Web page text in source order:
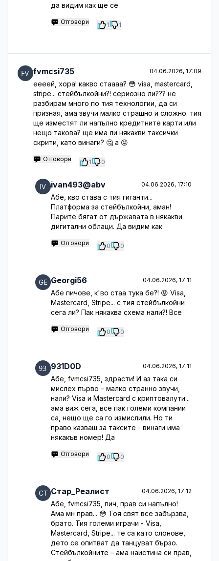
да видим как ще се
Отговори 1 1
fvmcsi735 04.06.2026, 17:09
еееей, хора! какво стаааа? 😳 visa, mastercard,
stripe... стейбълкойни?! сериозно ли??? не
разбирам много по тия технологии, да си
призная, ама звучи малко страшно и сложно. тия
ще изместят ли напълно кредитните карти или
нещо такова? ще има ли някакви таксички
скрити, като винаги? 🤔 а 😡
Отговори 1 0
ivan493@abv 04.06.2026, 17:10
Абе, кво става с тия гиганти...
Платформа за стейбълкойни, аман!
Парите бягат от държавата в някакви
дигитални облаци. Да видим как
Отговори 0 0
Georgi56 04.06.2026, 17:11
Абе пичове, к'во стаа тука бе?! 😡 Visa,
Mastercard, Stripe... с тия стейбълкойни
сега ли? Пак някаква схема нали?! Все
Отговори 0 0
931D0D 04.06.2026, 17:11
Абе, fvmcsi735, здрасти! И аз така си
мислех първо – малко странно звучи,
нали? Visa и Mastercard с криптовалути...
ама виж сега, все пак големи компании
са, нещо ще са го измислили. Но ти
право казваш за таксите - винаги има
някакъв номер! Да
Отговори 0 0
Стар_Реалист 04.06.2026, 17:12
Абе, fvmcsi735, пич, прав си напълно!
Ама мн прав... 😳 Тоя свят все забързва,
брато. Тия големи играчи - Visa,
Mastercard, Stripe... те са като слонове,
дето се опитват да танцуват бързо.
Стейбълкойните – ама наистина си прав,